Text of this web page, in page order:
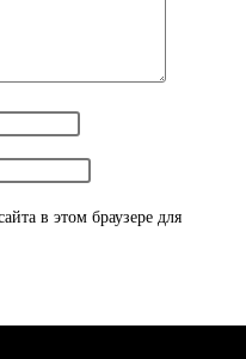
в этом браузере для